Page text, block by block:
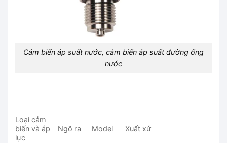
Cảm biến áp suất nước, cảm biến áp suất đường ống
nước
Loại cảm
biến và áp
lực
Ngõ ra Model Xuất xứ